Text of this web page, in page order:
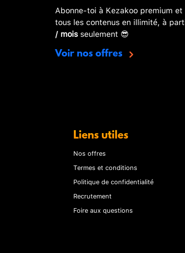
Abonne-toi à Kezakoo premium
tous les contenus en illimité, à
/ moisseulement 😎
Voir nos offres
Liens utiles
Nos offres
Termes et conditions
Politique de confidentialité
Recrutement
Foire aux questions